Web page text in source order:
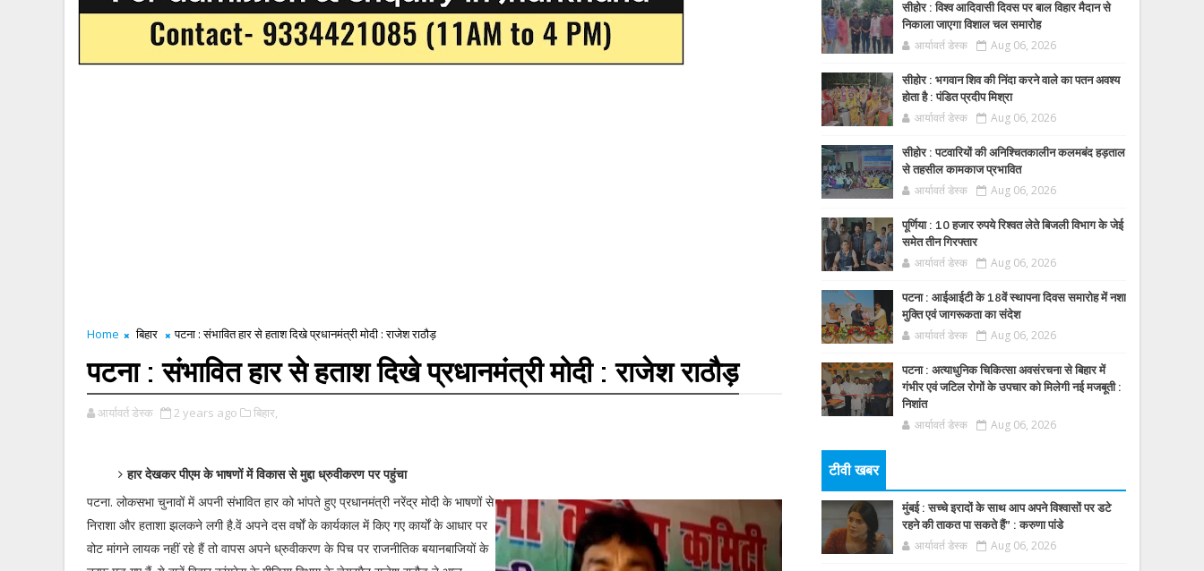
Home बिहार पटना : संभावित हार से हताश दिखे प्रधानमंत्री मोदी : राजेश राठौड़
पटना : संभावित हार से हताश दिखे प्रधानमंत्री मोदी : राजेश राठौड़
आर्यावर्त डेस्क 2 years ago बिहार,
हार देखकर पीएम के भाषणों में विकास से मुद्दा ध्रुवीकरण पर पहुंचा
पटना. लोकसभा चुनावों में अपनी संभावित हार को भांपते हुए प्रधानमंत्री नरेंद्र मोदी के भाषणों से
निराशा और हताशा झलकने लगी है.वें अपने दस वर्षों के कार्यकाल में किए गए कार्यों के आधार पर
वोट मांगने लायक नहीं रहे हैं तो वापस अपने ध्रुवीकरण के पिच पर राजनीतिक बयानबाजियों के
सीहोर : विश्व आदिवासी दिवस पर बाल विहार मैदान से
निकाला जाएगा विशाल चल समारोह
आर्यावर्त डेस्क Aug 06, 2026
सीहोर : भगवान शिव की निंदा करने वाले का पतन अवश्य
होता है : पंडित प्रदीप मिश्रा
आर्यावर्त डेस्क Aug 06, 2026
सीहोर : पटवारियों की अनिश्चितकालीन कलमबंद हड़ताल
से तहसील कामकाज प्रभावित
आर्यावर्त डेस्क Aug 06, 2026
पूर्णिया : 10 हजार रुपये रिश्वत लेते बिजली विभाग के जेई
समेत तीन गिरफ्तार
आर्यावर्त डेस्क Aug 06, 2026
पटना : आईआईटी के 18वें स्थापना दिवस समारोह में नशा
मुक्ति एवं जागरूकता का संदेश
आर्यावर्त डेस्क Aug 06, 2026
पटना : अत्याधुनिक चिकित्सा अवसंरचना से बिहार में
गंभीर एवं जटिल रोगों के उपचार को मिलेगी नई मजबूती :
निशांत
आर्यावर्त डेस्क Aug 06, 2026
टीवी खबर
मुंबई : सच्चे इरादों के साथ आप अपने विश्वासों पर डटे
रहने की ताकत पा सकते हैं” : करुणा पांडे
आर्यावर्त डेस्क Aug 06, 2026